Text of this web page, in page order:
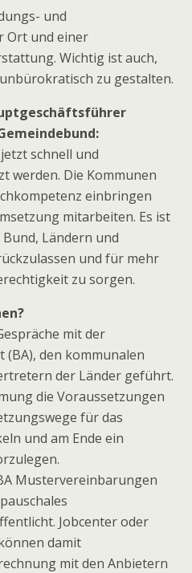
und
Ort und einer
Wichtig ist auch,
zu gestalten.
schnell und
werden. Die Kommunen
einbringen
mitarbeiten. Es ist
Ländern und
und für mehr
zu sorgen.
mit der
den kommunalen
der Länder geführt.
die Voraussetzungen
für das
und am Ende ein
Mustervereinbarungen
Jobcenter oder
damit
mit den Anbietern